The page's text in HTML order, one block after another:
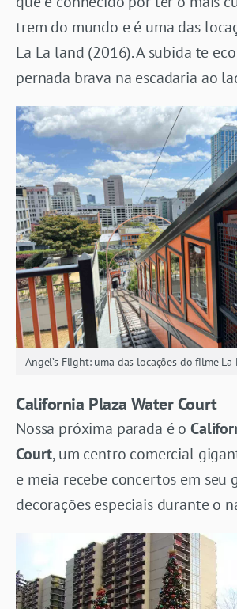
trem do mundo e é uma das
La La land (2016). A subida te
pernada brava na escadaria ao
Angel’s Flight: uma das locações do filme La
California Plaza Water Court
Nossa próxima parada é o
Court, um centro comercial
e meia recebe concertos em seu
decorações especiais durante o